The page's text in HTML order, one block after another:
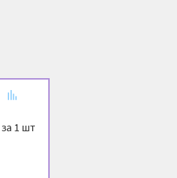
за 1 шт